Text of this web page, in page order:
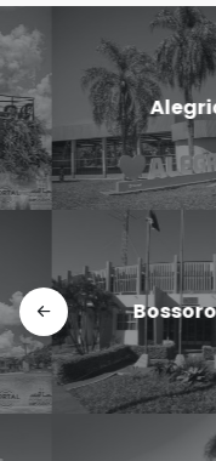
Candido
Godói
Dezesseis de
Novembro